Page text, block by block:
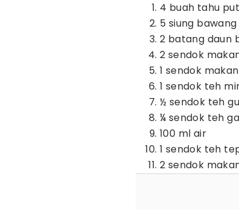
4 buah tahu
5 siung
2 batang daun
2 sendok
1 sendok
1 sendok teh
½ sendok teh
¼ sendok teh
100 ml air
1 sendok teh
2 sendok